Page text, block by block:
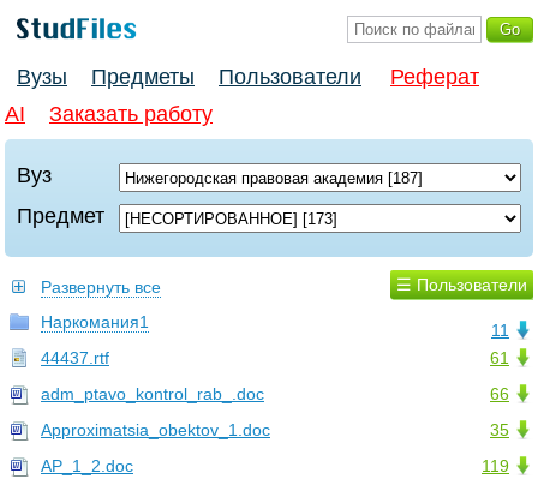
Вузы Предметы Пользователи
Реферат
AI
Заказать работу
Вуз
Предмет
☰ Пользователи
Развернуть все
11
Наркомания1
61
44437.rtf
66
adm_ptavo_kontrol_rab_.doc
35
Approximatsia_obektov_1.doc
119
AP_1_2.doc